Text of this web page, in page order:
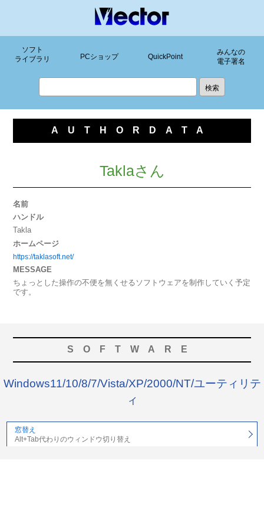
ソフト
ライブラリ
PCショップ QuickPoint
みんなの
電子署名
AUTHORDATA
Taklaさん
名前
ハンドル
Takla
ホームページ
https://taklasoft.net/
MESSAGE
ちょっとした操作の不便を無くせるソフトウェアを制作していく予定
です。
SOFTWARE
Windows11/10/8/7/Vista/XP/2000/NT/ユーティリテ
ィ
窓替え
Alt+Tab代わりのウィンドウ切り替え